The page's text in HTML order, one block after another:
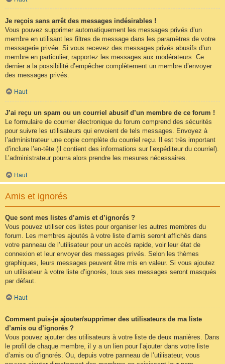
Je reçois sans arrêt des messages indésirables !
Vous pouvez supprimer automatiquement les messages privés d’un
membre en utilisant les filtres de message dans les paramètres de votre
messagerie privée. Si vous recevez des messages privés abusifs d’un
membre en particulier, rapportez les messages aux modérateurs. Ce
dernier a la possibilité d’empêcher complètement un membre d’envoyer
des messages privés.
Haut
J’ai reçu un spam ou un courriel abusif d’un membre de ce forum !
Le formulaire de courrier électronique du forum comprend des sécurités
pour suivre les utilisateurs qui envoient de tels messages. Envoyez à
l’administrateur une copie complète du courriel reçu. Il est très important
d’inclure l’en-tête (il contient des informations sur l’expéditeur du courriel).
L’administrateur pourra alors prendre les mesures nécessaires.
Haut
Amis et ignorés
Que sont mes listes d’amis et d’ignorés ?
Vous pouvez utiliser ces listes pour organiser les autres membres du
forum. Les membres ajoutés à votre liste d’amis seront affichés dans
votre panneau de l’utilisateur pour un accès rapide, voir leur état de
connexion et leur envoyer des messages privés. Selon les thèmes
graphiques, leurs messages peuvent être mis en valeur. Si vous ajoutez
un utilisateur à votre liste d’ignorés, tous ses messages seront masqués
par défaut.
Haut
Comment puis-je ajouter/supprimer des utilisateurs de ma liste
d’amis ou d’ignorés ?
Vous pouvez ajouter des utilisateurs à votre liste de deux manières. Dans
le profil de chaque membre, il y a un lien pour l’ajouter dans votre liste
d’amis ou d’ignorés. Ou, depuis votre panneau de l’utilisateur, vous